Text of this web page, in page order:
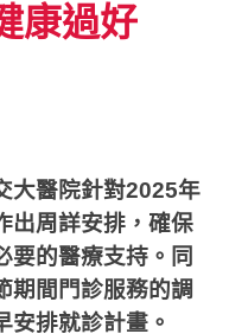
康過好
大醫院針對2025年
出周詳安排，確保
要的醫療支持。同
期間門診服務的調
安排就診計畫。